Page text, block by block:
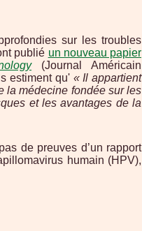
sur les troubles
publié un nouveau papier
(Journal Américain
estiment qu' « Il appartient
la médecine fondée sur les
et les avantages de la
de preuves d’un rapport
humain (HPV),